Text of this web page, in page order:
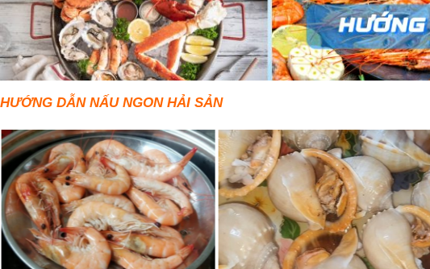
HƯỚNG DẪN NẤU NGON HẢI SẢN